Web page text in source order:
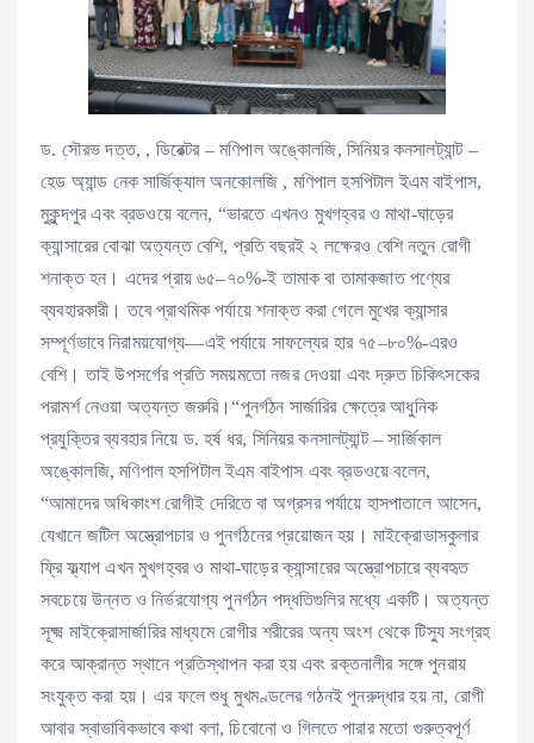
ড. সৌরভ দত্ত, , ডিরেক্টর – মণিপাল অঙ্কোলজি, সিনিয়র কনসালট্যান্ট –
হেড অ্যান্ড নেক সার্জিক্যাল অনকোলজি , মণিপাল হসপিটাল ইএম বাইপাস,
মুকুন্দপুর এবং ব্রডওয়ে বলেন, “ভারতে এখনও মুখগহ্বর ও মাথা-ঘাড়ের
ক্যান্সারের বোঝা অত্যন্ত বেশি, প্রতি বছরই ২ লক্ষেরও বেশি নতুন রোগী
শনাক্ত হন। এদের প্রায় ৬৫–৭০%-ই তামাক বা তামাকজাত পণ্যের
ব্যবহারকারী। তবে প্রাথমিক পর্যায়ে শনাক্ত করা গেলে মুখের ক্যান্সার
সম্পূর্ণভাবে নিরাময়যোগ্য—এই পর্যায়ে সাফল্যের হার ৭৫–৮০%-এরও
বেশি। তাই উপসর্গের প্রতি সময়মতো নজর দেওয়া এবং দ্রুত চিকিৎসকের
পরামর্শ নেওয়া অত্যন্ত জরুরি।“পুনর্গঠন সার্জারির ক্ষেত্রে আধুনিক
প্রযুক্তির ব্যবহার নিয়ে ড. হর্ষ ধর, সিনিয়র কনসালট্যান্ট – সার্জিকাল
অঙ্কোলজি, মণিপাল হসপিটাল ইএম বাইপাস এবং ব্রডওয়ে বলেন,
“আমাদের অধিকাংশ রোগীই দেরিতে বা অগ্রসর পর্যায়ে হাসপাতালে আসেন,
যেখানে জটিল অস্ত্রোপচার ও পুনর্গঠনের প্রয়োজন হয়। মাইক্রোভাসকুলার
ফ্রি ফ্ল্যাপ এখন মুখগহ্বর ও মাথা-ঘাড়ের ক্যান্সারের অস্ত্রোপচারে ব্যবহৃত
সবচেয়ে উন্নত ও নির্ভরযোগ্য পুনর্গঠন পদ্ধতিগুলির মধ্যে একটি। অত্যন্ত
সূক্ষ্ম মাইক্রোসার্জারির মাধ্যমে রোগীর শরীরের অন্য অংশ থেকে টিস্যু সংগ্রহ
করে আক্রান্ত স্থানে প্রতিস্থাপন করা হয় এবং রক্তনালীর সঙ্গে পুনরায়
সংযুক্ত করা হয়। এর ফলে শুধু মুখমণ্ডলের গঠনই পুনরুদ্ধার হয় না, রোগী
আবার স্বাভাবিকভাবে কথা বলা, চিবোনো ও গিলতে পারার মতো গুরুত্বপূর্ণ